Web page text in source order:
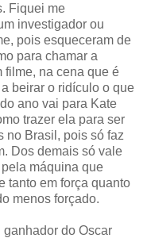
Fiquei me
investigador ou
pois esqueceram de
para chamar a
filme, na cena que é
beirar o ridículo o que
ano vai para Kate
trazer ela para ser
no Brasil, pois só faz
Dos demais só vale
máquina que
tanto em força quanto
menos forçado.
do Oscar